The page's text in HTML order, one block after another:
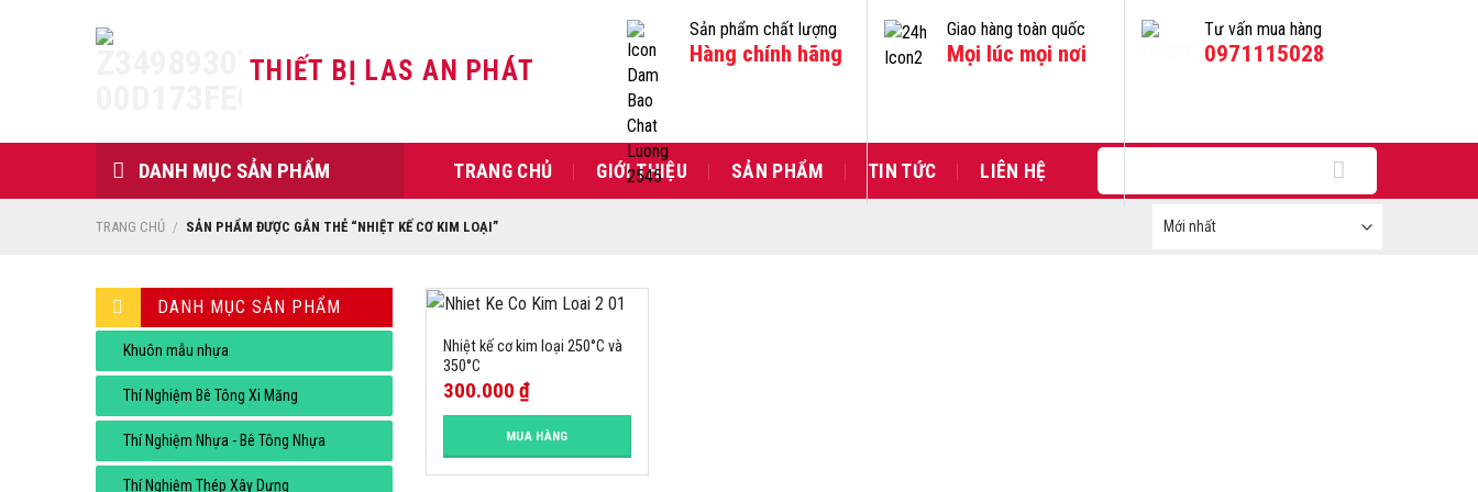
THIẾT BỊ LAS AN PHÁT
Sản phẩm chất lượng
Hàng chính hãng
Giao hàng toàn quốc
Mọi lúc mọi nơi
Tư vấn mua hàng
0971115028
DANH MỤC SẢN PHẨM TRANG CHỦ GIỚI THIỆU SẢN PHẨM TIN TỨC LIÊN HỆ
kiếm:
TRANG CHỦ / SẢN PHẨM ĐƯỢC GẮN THẺ “NHIỆT KẾ CƠ KIM LOẠI”
DANH MỤC SẢN PHẨM
Khuôn mẫu nhựa
Thí Nghiệm Bê Tông Xi Măng
Thí Nghiệm Nhựa - Bê Tông Nhựa
Thí Nghiệm Thép Xây Dựng
Nhiệt kế cơ kim loại 250°C và
350°C
300.000 ₫
MUA HÀNG